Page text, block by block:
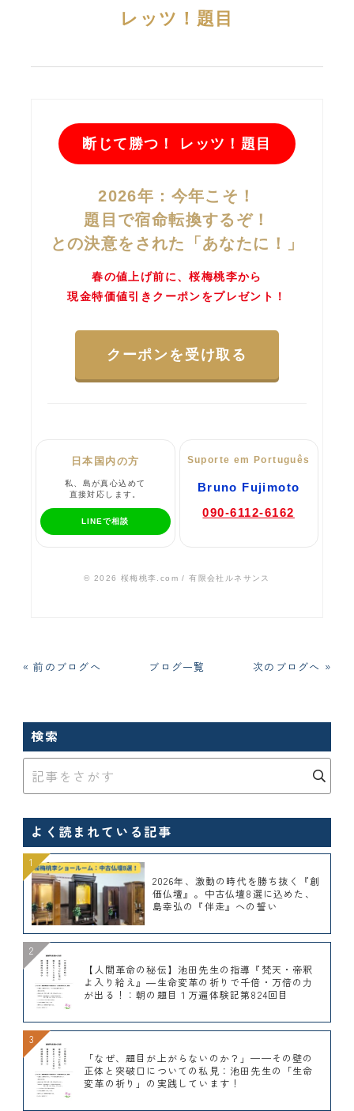
レッツ！題目
断じて勝つ！ レッツ！題目
2026年：今年こそ！
題目で宿命転換するぞ！
との決意をされた「あなたに！」
春の値上げ前に、桜梅桃李から
現金特価値引きクーポンをプレゼント！
クーポンを受け取る
日本国内の方
私、島が真心込めて
直接対応します。
LINEで相談
Suporte em Português
Bruno Fujimoto
090-6112-6162
© 2026 桜梅桃李.com / 有限会社ルネサンス
« 前のブログへ ブログ一覧 次のブログへ »
検索
よく読まれている記事
2026年、激動の時代を勝ち抜く『創
価仏壇』。中古仏壇8選に込めた、
島幸弘の『伴走』への誓い
【人間革命の秘伝】池田先生の指導『梵天・帝釈
よ入り給え』―生命変革の祈りで千倍・万倍の力
が出る！：朝の題目１万遍体験記第824回目
「なぜ、題目が上がらないのか？」——その壁の
正体と突破口についての私見：池田先生の「生命
変革の祈り」の実践しています！